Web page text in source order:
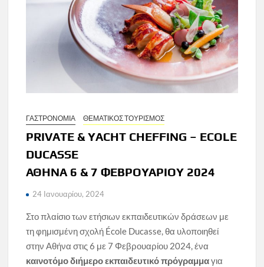
ΓΑΣΤΡΟΝΟΜΙΑ ΘΕΜΑΤΙΚΟΣ ΤΟΥΡΙΣΜΟΣ
PRIVATE & YACHT CHEFFING – ECOLE
DUCASSE
ΑΘΗΝΑ 6 & 7 ΦΕΒΡΟΥΑΡΙΟΥ 2024
24 Ιανουαρίου, 2024
Στο πλαίσιο των ετήσιων εκπαιδευτικών δράσεων με
τη φημισμένη σχολή École Ducasse, θα υλοποιηθεί
στην Αθήνα στις 6 με 7 Φεβρουαρίου 2024, ένα
καινοτόμο διήμερο εκπαιδευτικό πρόγραμμαγια